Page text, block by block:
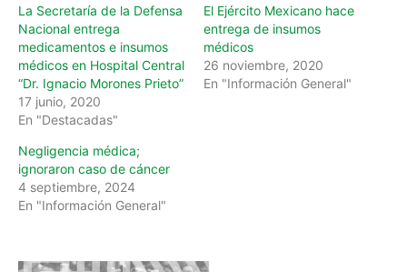
La Secretaría de la Defensa
Nacional entrega
medicamentos e insumos
médicos en Hospital Central
“Dr. Ignacio Morones Prieto”
17 junio, 2020
En "Destacadas"
El Ejército Mexicano hace
entrega de insumos
médicos
26 noviembre, 2020
En "Información General"
Negligencia médica;
ignoraron caso de cáncer
4 septiembre, 2024
En "Información General"